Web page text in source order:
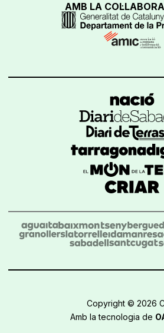
AMB LA
Copyright © 2026
Amb la tecnologia de